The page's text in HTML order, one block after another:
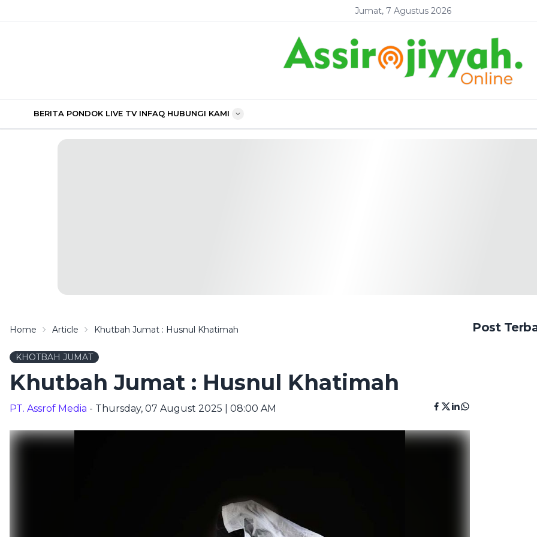
Jumat, 7 Agustus 2026
BERITA PONDOK LIVE TV INFAQ HUBUNGI KAMI
Home Article Khutbah Jumat : Husnul Khatimah
KHOTBAH JUMAT
Khutbah Jumat : Husnul Khatimah
PT. Assrof Media - Thursday, 07 August 2025 | 08:00 AM
Post